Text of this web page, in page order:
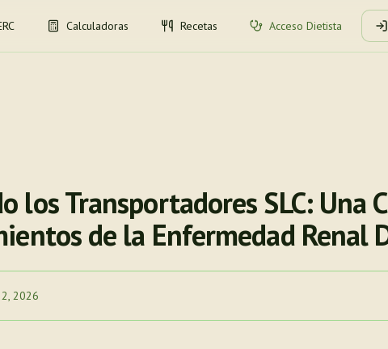
Calculadoras Recetas Acceso Dietista
los Transportadores SLC: Una
de la Enfermedad Renal
2, 2026